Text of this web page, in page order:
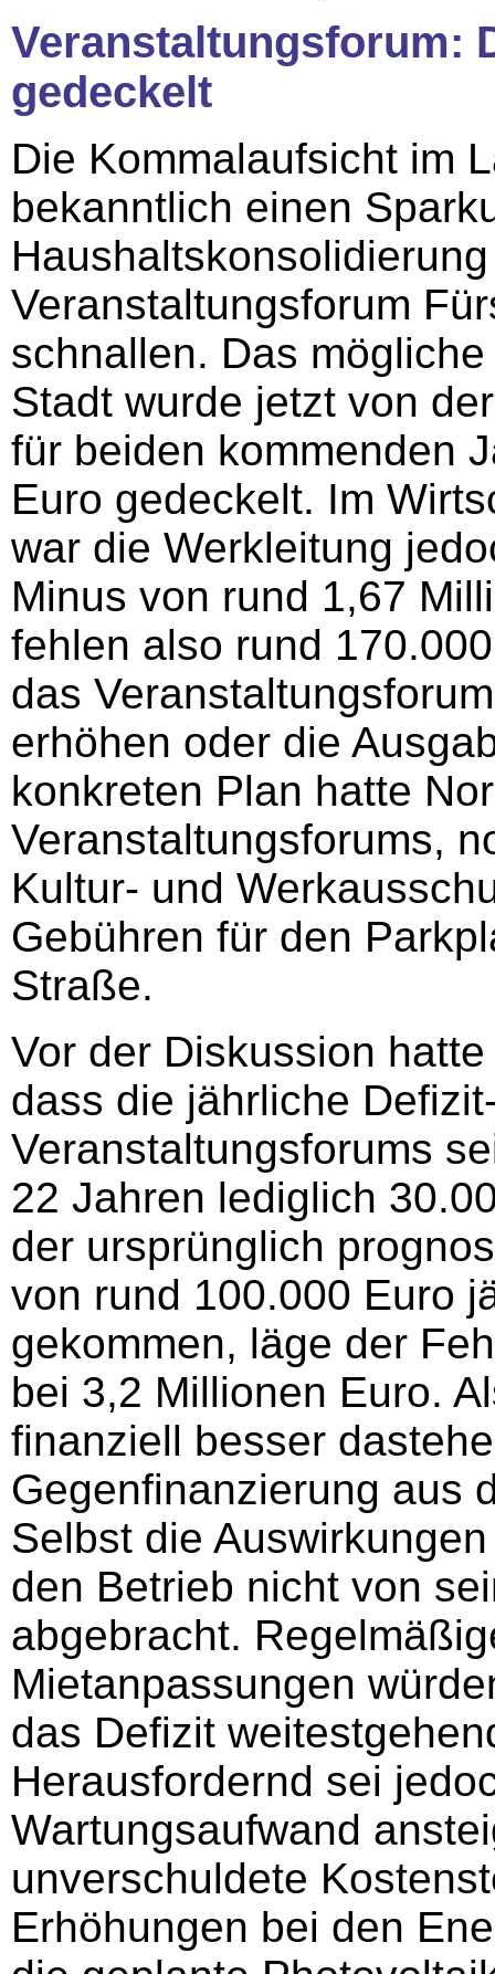
Veranstaltungsforum:
gedeckelt
Die Kommalaufsicht im
bekanntlich einen
Veranstaltungsforum
schnallen. Das
Stadt wurde jetzt von
für beiden kommenden
Euro gedeckelt. Im
war die Werkleitung
Minus von rund 1,67
fehlen also rund
das
erhöhen oder die
konkreten Plan hatte
Veranstaltungsforums,
Kultur- und
Gebühren für den
Straße.
Vor der Diskussion
dass die jährliche
Veranstaltungsforums
22 Jahren lediglich
der ursprünglich
von rund 100.000 Euro
gekommen, läge der
bei 3,2 Millionen Euro.
finanziell besser
Gegenfinanzierung aus
Selbst die
den Betrieb nicht von
abgebracht.
Mietanpassungen
das Defizit
Herausfordernd sei
Wartungsaufwand
unverschuldete
Erhöhungen bei den